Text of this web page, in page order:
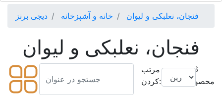
دیجی برنز خانه و آشپزخانه فنجان، نعلبکی و لیوان
فنجان، نعلبکی و لیوان
مرتب
کردن:
26
محصول